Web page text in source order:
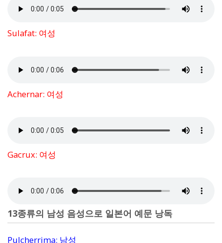
Sulafat: 여성
Achernar: 여성
Gacrux: 여성
13종류의 남성 음성으로 일본어 예문 낭독
Pulcherrima: 남성